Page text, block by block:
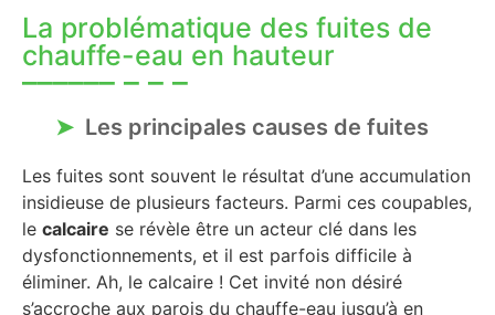
La problématique des fuites de
chauffe-eau en hauteur
Les principales causes de fuites
Les fuites sont souvent le résultat d’une accumulation
insidieuse de plusieurs facteurs. Parmi ces coupables,
le calcaire se révèle être un acteur clé dans les
dysfonctionnements, et il est parfois difficile à
éliminer. Ah, le calcaire ! Cet invité non désiré
s’accroche aux parois du chauffe-eau jusqu’à en